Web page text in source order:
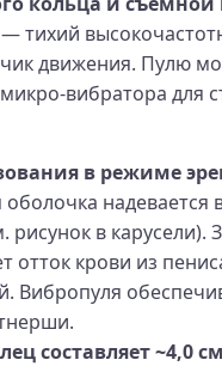
тихий
движения. Пулю
вибратора для
в режиме
оболочка
в карусели).
отток крови из
Вибропуля
составляет ~4,0 см